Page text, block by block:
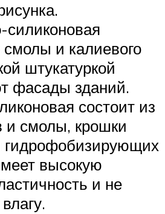
силиконовая
смолы и калиевого
штукатуркой
фасады зданий.
состоит из
и смолы, крошки
высокую
и не